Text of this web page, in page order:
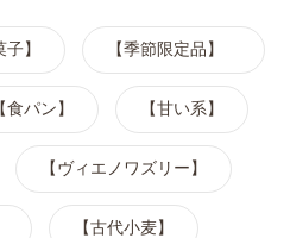
子】 【季節限定品】
【食パン】 【甘い系】
【ヴィエノワズリー】
【古代小麦】